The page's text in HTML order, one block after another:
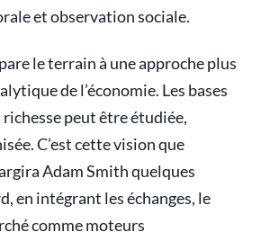
et observation sociale.
le terrain à une approche plus
de l’économie. Les bases
richesse peut être étudiée,
C’est cette vision que
Adam Smith quelques
en intégrant les échanges, le
comme moteurs